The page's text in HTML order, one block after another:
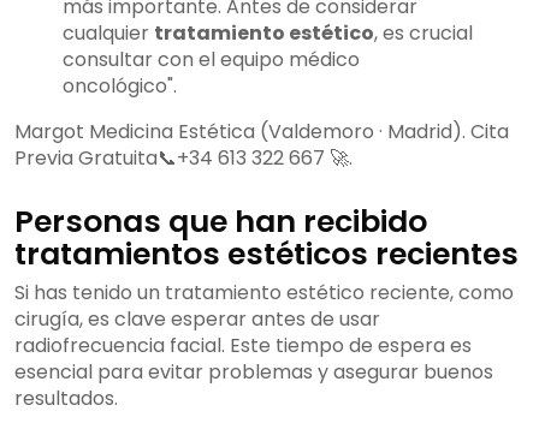
más importante. Antes de considerar
cualquier tratamiento estético, es crucial
consultar con el equipo médico
oncológico".
Margot Medicina Estética (Valdemoro · Madrid). Cita
Previa Gratuita📞+34 613 322 667 🚀.
Personas que han recibido
tratamientos estéticos recientes
Si has tenido un tratamiento estético reciente, como
cirugía, es clave esperar antes de usar
radiofrecuencia facial. Este tiempo de espera es
esencial para evitar problemas y asegurar buenos
resultados.